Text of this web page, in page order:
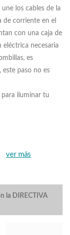
los cables de la
de corriente en el
con una caja de
eléctrica necesaria
es
, este paso no es
iluminar tu
ver más
la DIRECTIVA